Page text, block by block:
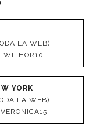
LA WEB)
WITHOR10
YORK
LA WEB)